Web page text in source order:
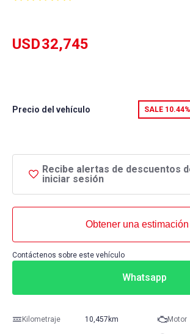
USD32,745
Precio del vehículo SALE 10.44%
Recibe alertas de descuentos
iniciar sesión
Obtener una estimación
Contáctenos sobre este vehículo
Whatsapp
Kilometraje 10,457km Motor